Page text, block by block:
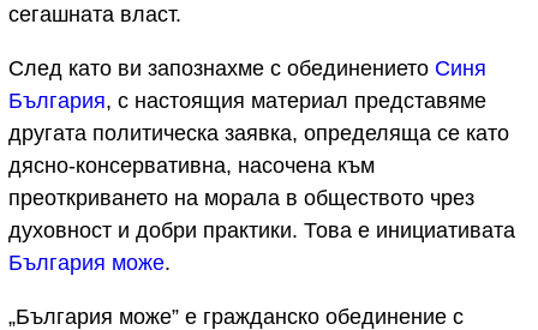
сегашната власт.
След като ви запознахме с обединението Синя
България, с настоящия материал представяме
другата политическа заявка, определяща се като
дясно-консервативна, насочена към
преоткриването на морала в обществото чрез
духовност и добри практики. Това е инициативата
България може.
„България може” е гражданско обединение с